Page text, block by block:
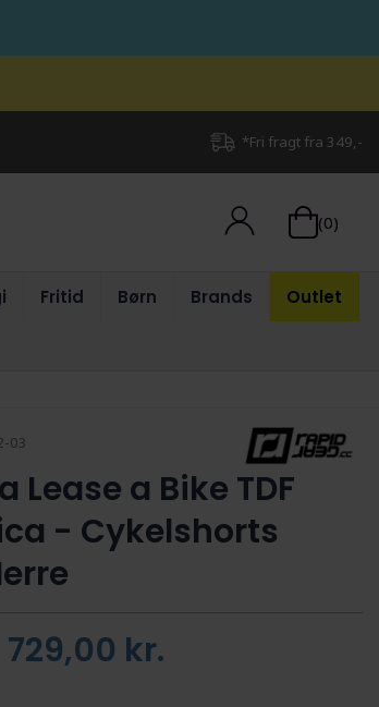
*Fri fragt fra 349,-
(0)
Fritid Børn Brands Outlet
03
Lease a Bike TDF
- Cykelshorts
729,00 kr.